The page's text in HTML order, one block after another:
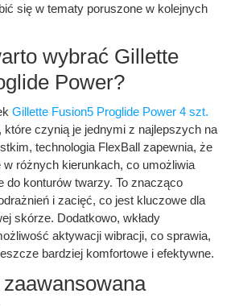
się w tematy poruszone w kolejnych
wybrać Gillette
Power?
Gillette Fusion5 Proglide Power 4 szt.
które czynią je jednymi z najlepszych na
technologia FlexBall zapewnia, że
różnych kierunkach, co umożliwia
do konturów twarzy. To znacząco
i zacięć, co jest kluczowe dla
skórze. Dodatkowo, wkłady
aktywacji wibracji, co sprawia,
bardziej komfortowe i efektywne.